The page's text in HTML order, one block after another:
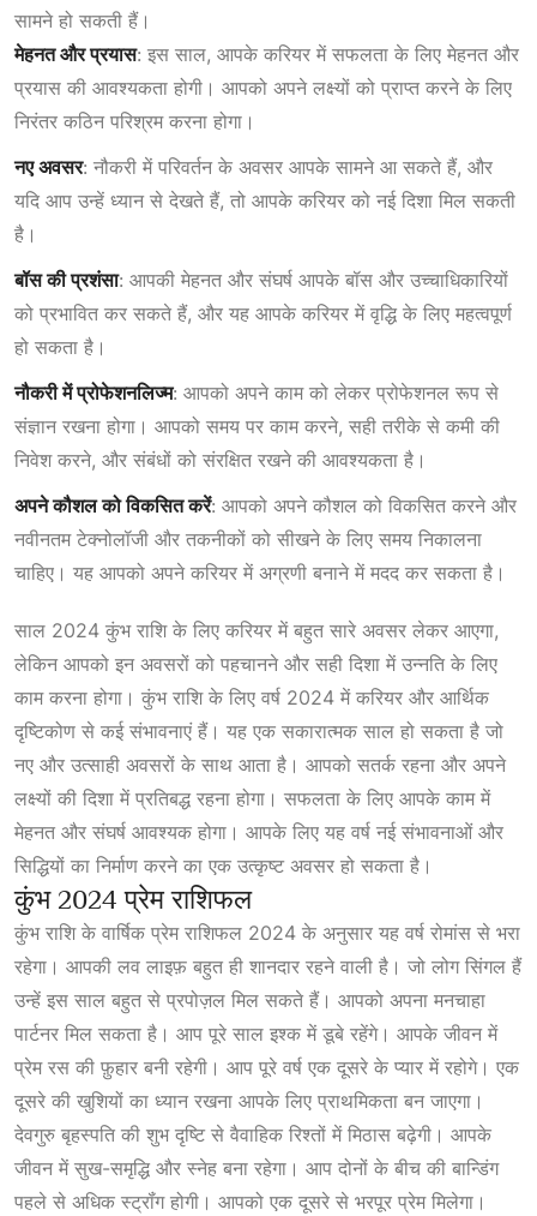
सामने हो सकती हैं।
मेहनत और प्रयास: इस साल, आपके करियर में सफलता के लिए मेहनत और
प्रयास की आवश्यकता होगी। आपको अपने लक्ष्यों को प्राप्त करने के लिए
निरंतर कठिन परिश्रम करना होगा।
नए अवसर: नौकरी में परिवर्तन के अवसर आपके सामने आ सकते हैं, और
यदि आप उन्हें ध्यान से देखते हैं, तो आपके करियर को नई दिशा मिल सकती
है।
बॉस की प्रशंसा: आपकी मेहनत और संघर्ष आपके बॉस और उच्चाधिकारियों
को प्रभावित कर सकते हैं, और यह आपके करियर में वृद्धि के लिए महत्वपूर्ण
हो सकता है।
नौकरी में प्रोफेशनलिज्म: आपको अपने काम को लेकर प्रोफेशनल रूप से
संज्ञान रखना होगा। आपको समय पर काम करने, सही तरीके से कमी की
निवेश करने, और संबंधों को संरक्षित रखने की आवश्यकता है।
अपने कौशल को विकसित करें: आपको अपने कौशल को विकसित करने और
नवीनतम टेक्नोलॉजी और तकनीकों को सीखने के लिए समय निकालना
चाहिए। यह आपको अपने करियर में अग्रणी बनाने में मदद कर सकता है।
साल 2024 कुंभ राशि के लिए करियर में बहुत सारे अवसर लेकर आएगा,
लेकिन आपको इन अवसरों को पहचानने और सही दिशा में उन्नति के लिए
काम करना होगा। कुंभ राशि के लिए वर्ष 2024 में करियर और आर्थिक
दृष्टिकोण से कई संभावनाएं हैं। यह एक सकारात्मक साल हो सकता है जो
नए और उत्साही अवसरों के साथ आता है। आपको सतर्क रहना और अपने
लक्ष्यों की दिशा में प्रतिबद्ध रहना होगा। सफलता के लिए आपके काम में
मेहनत और संघर्ष आवश्यक होगा। आपके लिए यह वर्ष नई संभावनाओं और
सिद्धियों का निर्माण करने का एक उत्कृष्ट अवसर हो सकता है।
कुंभ 2024 प्रेम राशिफल
कुंभ राशि के वार्षिक प्रेम राशिफल 2024 के अनुसार यह वर्ष रोमांस से भरा
रहेगा। आपकी लव लाइफ़ बहुत ही शानदार रहने वाली है। जो लोग सिंगल हैं
उन्हें इस साल बहुत से प्रपोज़ल मिल सकते हैं। आपको अपना मनचाहा
पार्टनर मिल सकता है। आप पूरे साल इश्क में डूबे रहेंगे। आपके जीवन में
प्रेम रस की फ़ुहार बनी रहेगी। आप पूरे वर्ष एक दूसरे के प्यार में रहोगे। एक
दूसरे की खुशियों का ध्यान रखना आपके लिए प्राथमिकता बन जाएगा।
देवगुरु बृहस्पति की शुभ दृष्टि से वैवाहिक रिश्तों में मिठास बढ़ेगी। आपके
जीवन में सुख-समृद्धि और स्नेह बना रहेगा। आप दोनों के बीच की बान्डिंग
पहले से अधिक स्ट्रॉंग होगी। आपको एक दूसरे से भरपूर प्रेम मिलेगा।